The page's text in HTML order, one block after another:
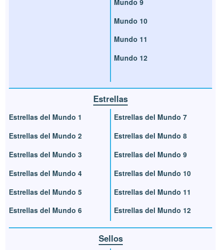
Mundo 9
Mundo 10
Mundo 11
Mundo 12
Estrellas
Estrellas del Mundo 1
Estrellas del Mundo 2
Estrellas del Mundo 3
Estrellas del Mundo 4
Estrellas del Mundo 5
Estrellas del Mundo 6
Estrellas del Mundo 7
Estrellas del Mundo 8
Estrellas del Mundo 9
Estrellas del Mundo 10
Estrellas del Mundo 11
Estrellas del Mundo 12
Sellos